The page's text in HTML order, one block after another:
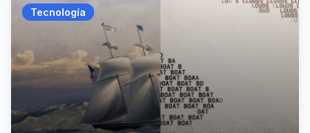
Tecnología